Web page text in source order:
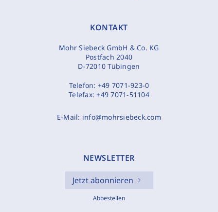
KONTAKT
Mohr Siebeck GmbH & Co. KG
Postfach 2040
D-72010 Tübingen
Telefon: +49 7071-923-0
Telefax:+49 7071-51104
E-Mail: info@mohrsiebeck.com
NEWSLETTER
Jetzt abonnieren
Abbestellen